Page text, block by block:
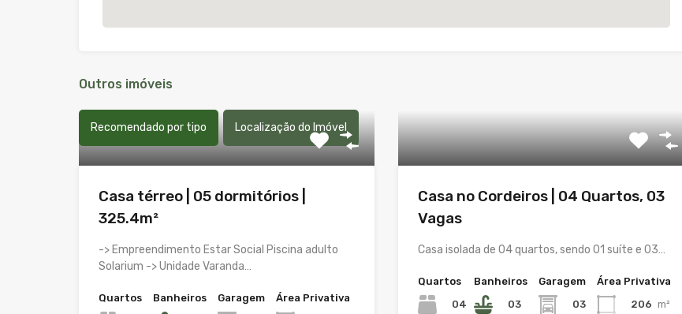
Outros imóveis
Recomendado por tipo Localização do Imóvel
Casa térreo | 05 dormitórios |
325.4m²
-> Empreendimento Estar Social Piscina adulto
Solarium -> Unidade Varanda…
Quartos
Banheiros
Garagem
Área Privativa
Casa no Cordeiros | 04 Quartos, 03
Vagas
Casa isolada de 04 quartos, sendo 01 suíte e 03…
Quartos
04
Banheiros
03
Garagem
03
Área Privativa
206 m²